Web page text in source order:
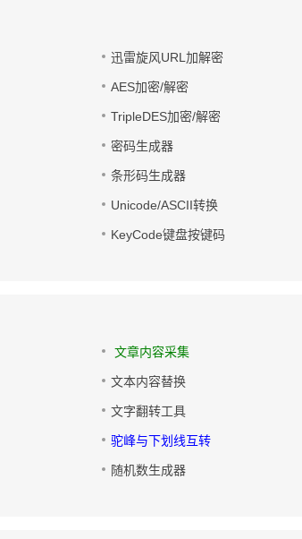
迅雷旋风URL加解密
AES加密/解密
TripleDES加密/解密
密码生成器
条形码生成器
Unicode/ASCII转换
KeyCode键盘按键码
文章内容采集
文本内容替换
文字翻转工具
驼峰与下划线互转
随机数生成器